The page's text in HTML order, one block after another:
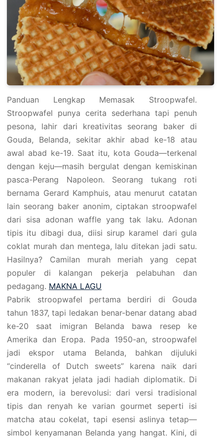
Panduan Lengkap Memasak Stroopwafel.
Stroopwafel punya cerita sederhana tapi penuh
pesona, lahir dari kreativitas seorang baker di
Gouda, Belanda, sekitar akhir abad ke-18 atau
awal abad ke-19. Saat itu, kota Gouda—terkenal
dengan keju—masih bergulat dengan kemiskinan
pasca-Perang Napoleon. Seorang tukang roti
bernama Gerard Kamphuis, atau menurut catatan
lain seorang baker anonim, ciptakan stroopwafel
dari sisa adonan waffle yang tak laku. Adonan
tipis itu dibagi dua, diisi sirup karamel dari gula
coklat murah dan mentega, lalu ditekan jadi satu.
Hasilnya? Camilan murah meriah yang cepat
populer di kalangan pekerja pelabuhan dan
pedagang. MAKNA LAGU
Pabrik stroopwafel pertama berdiri di Gouda
tahun 1837, tapi ledakan benar-benar datang abad
ke-20 saat imigran Belanda bawa resep ke
Amerika dan Eropa. Pada 1950-an, stroopwafel
jadi ekspor utama Belanda, bahkan dijuluki
“cinderella of Dutch sweets” karena naik dari
makanan rakyat jelata jadi hadiah diplomatik. Di
era modern, ia berevolusi: dari versi tradisional
tipis dan renyah ke varian gourmet seperti isi
matcha atau cokelat, tapi esensi aslinya tetap—
simbol kenyamanan Belanda yang hangat. Kini, di